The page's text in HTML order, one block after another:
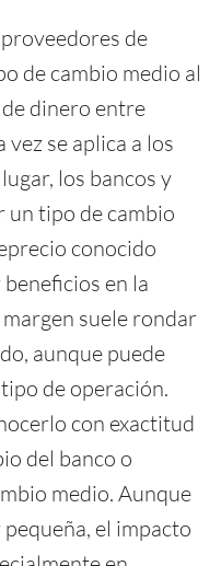
de
de cambio medio al
dinero entre
se aplica a los
los bancos y
un tipo de cambio
conocido
en la
suele rondar
aunque puede
de operación.
con exactitud
del banco o
medio. Aunque
el impacto